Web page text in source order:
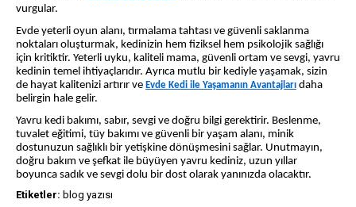
vurgular.
Evde yeterli oyun alanı, tırmalama tahtası ve güvenli saklanma
noktaları oluşturmak, kedinizin hem fiziksel hem psikolojik sağlığı
için kritiktir. Yeterli uyku, kaliteli mama, güvenli ortam ve sevgi, yavru
kedinin temel ihtiyaçlarıdır. Ayrıca mutlu bir kediyle yaşamak, sizin
de hayat kalitenizi artırır ve Evde Kedi ile Yaşamanın Avantajları daha
belirgin hale gelir.
Yavru kedi bakımı, sabır, sevgi ve doğru bilgi gerektirir. Beslenme,
tuvalet eğitimi, tüy bakımı ve güvenli bir yaşam alanı, minik
dostunuzun sağlıklı bir yetişkine dönüşmesini sağlar. Unutmayın,
doğru bakım ve şefkat ile büyüyen yavru kediniz, uzun yıllar
boyunca sadık ve sevgi dolu bir dost olarak yanınızda olacaktır.
Etiketler: blog yazısı